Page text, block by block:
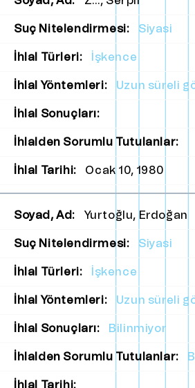
Suç Nitelendirmesi: Siyasi
İhlal Türleri: İşkence
İhlal Yöntemleri: Uzun süreli
İhlal Sonuçları:
İhlalden Sorumlu Tutulanlar:
İhlal Tarihi: Ocak 10, 1980
Soyad, Ad: Yurtoğlu, Erdoğan
Suç Nitelendirmesi: Siyasi
İhlal Türleri: İşkence
İhlal Yöntemleri: Uzun süreli
İhlal Sonuçları: Bilinmiyor
İhlalden Sorumlu Tutulanlar:
İhlal Tarihi: